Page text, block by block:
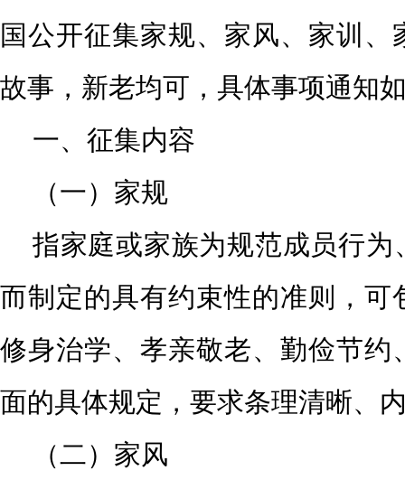
国公开征集家规、家风、 家训、
故事，新老均可，具体事项通知
一、征集内容
（一）家规
指家庭或家族为规范成员行为
而制定的具有约束性的准则，可
修身治学、孝亲敬老、勤俭节约
面的具体规定，要求条理清晰、
（二）家风